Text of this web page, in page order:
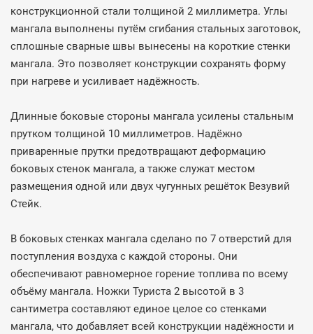
конструкционной стали толщиной 2 миллиметра. Углы
мангала выполнены путём сгибания стальных заготовок,
сплошные сварные швы вынесены на короткие стенки
мангала. Это позволяет конструкции сохранять форму
при нагреве и усиливает надёжность.
Длинные боковые стороны мангала усилены стальным
прутком толщиной 10 миллиметров. Надёжно
приваренные прутки предотвращают деформацию
боковых стенок мангала, а также служат местом
размещения одной или двух чугунных решёток Везувий
Стейк.
В боковых стенках мангала сделано по 7 отверстий для
поступления воздуха с каждой стороны. Они
обеспечивают равномерное горение топлива по всему
объёму мангала. Ножки Туриста 2 высотой в 3
сантиметра составляют единое целое со стенками
мангала, что добавляет всей конструкции надёжности и